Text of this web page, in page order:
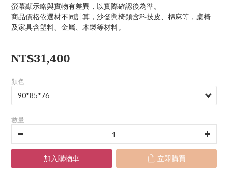
螢幕顯示略與實物有差異，以實際確認後為準。
商品價格依選材不同計算，沙發與椅類含科技皮、棉麻等，桌椅
及家具含塑料、金屬、木製等材料。
NT$31,400
顏色
數量
加入購物車 立即購買